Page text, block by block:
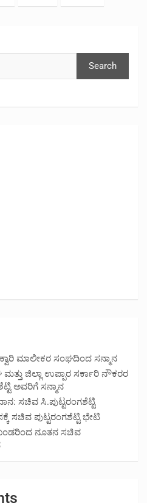
Search
ಮಾಲೀಕರ ಸಂಘದಿಂದ ಸನ್ಮಾನ
ಜಿಲ್ಲಾ ಉಪ್ಪಾರ ಸರ್ಕಾರಿ ನೌಕರರ
ಅವರಿಗೆ ಸನ್ಮಾನ
ಸಚಿವ ಸಿ.ಪುಟ್ಟರಂಗಶೆಟ್ಟಿ
ಸಚಿವ ಪುಟ್ಟರಂಗಶೆಟ್ಟಿ ಭೇಟಿ
ನೂತನ ಸಚಿವ